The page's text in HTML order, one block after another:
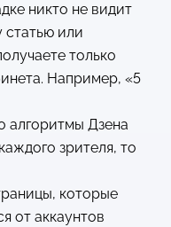
никто не видит
статью или
только
Например, «5
алгоритмы Дзена
зрителя, то
которые
от аккаунтов